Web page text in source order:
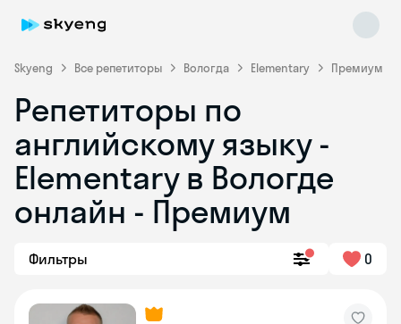
Skyeng Все репетиторы Вологда Elementary Премиум
Репетиторы по
английскому языку -
Elementary в Вологде
онлайн - Премиум
Фильтры 0